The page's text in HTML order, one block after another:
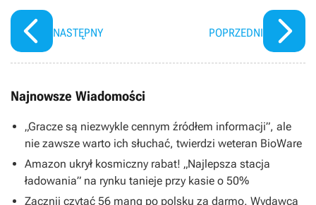
NASTĘPNY POPRZEDNI
Najnowsze Wiadomości
„Gracze są niezwykle cennym źródłem informacji”, ale
nie zawsze warto ich słuchać, twierdzi weteran BioWare
Amazon ukrył kosmiczny rabat! „Najlepsza stacja
ładowania” na rynku tanieje przy kasie o 50%
Zacznij czytać 56 mang po polsku za darmo. Wydawca